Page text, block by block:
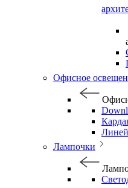
Офисное
Лампочки